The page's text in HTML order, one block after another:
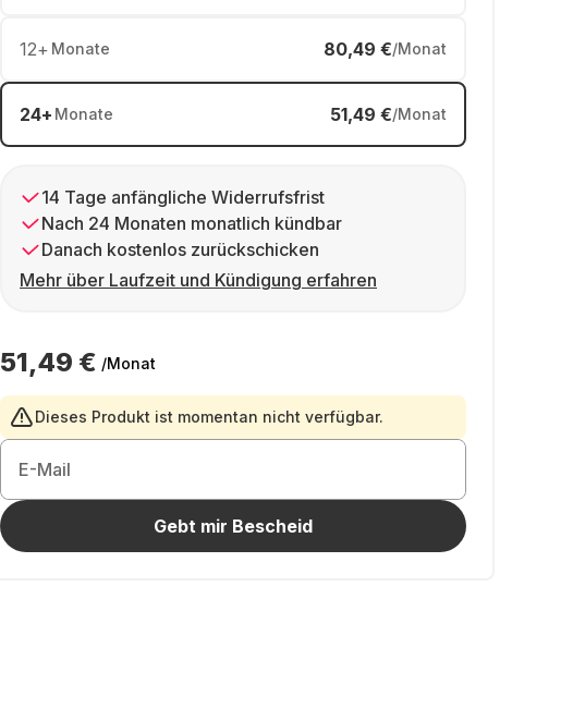
12+ Monate 80,49 €/Monat
24+ Monate 51,49 €/Monat
14 Tage anfängliche Widerrufsfrist
Nach 24 Monaten monatlich kündbar
Danach kostenlos zurückschicken
Mehr über Laufzeit und Kündigung erfahren
51,49 € /Monat
Dieses Produkt ist momentan nicht verfügbar.
E-Mail
Gebt mir Bescheid